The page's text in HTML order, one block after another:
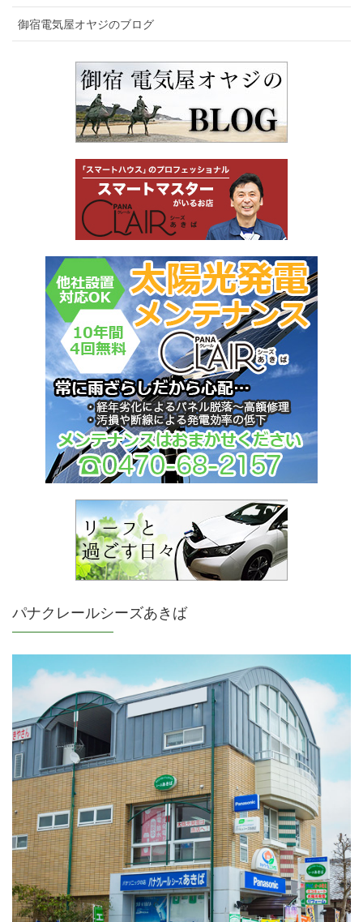
御宿電気屋オヤジのブログ
パナクレールシーズあきば